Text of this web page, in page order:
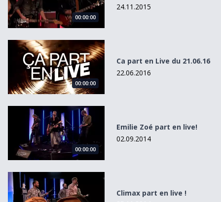
00:00:00
24.11.2015
Ca part en Live du 21.06.16
00:00:00
Ca part en Live du 21.06.16
22.06.2016
Emilie Zoé part en live!
00:00:00
Emilie Zoé part en live!
02.09.2014
Climax part en live !
Climax part en live !